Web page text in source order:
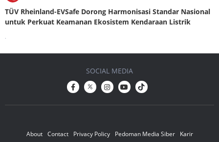
TÜV Rheinland-EVSafe Dorong Harmonisasi Standar Nasional
untuk Perkuat Keamanan Ekosistem Kendaraan Listrik
About Contact Privacy Policy Pedoman Media Siber
Karir
SOCIAL MEDIA